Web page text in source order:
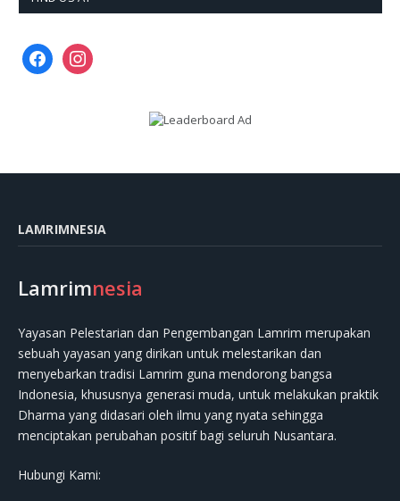
facebookinstagram
LAMRIMNESIA
Lamrimnesia
Yayasan Pelestarian dan Pengembangan Lamrim merupakan
sebuah yayasan yang dirikan untuk melestarikan dan
menyebarkan tradisi Lamrim guna mendorong bangsa
Indonesia, khususnya generasi muda, untuk melakukan praktik
Dharma yang didasari oleh ilmu yang nyata sehingga
menciptakan perubahan positif bagi seluruh Nusantara.
Hubungi Kami: